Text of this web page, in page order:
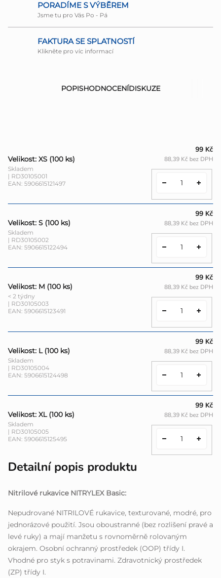
PORADÍME S VÝBĚREM
Jsme tu pro Vás Po - Pá
FAKTURA SE SPLATNOSTÍ
Klikněte pro víc informací
POPISHODNOCENÍDISKUZE
Velikost: XS (100 ks)
Skladem
| RD30105001
EAN: 5906615121497
99 Kč
88,39 Kč bez DPH
Velikost: S (100 ks)
Skladem
| RD30105002
EAN: 5906615122494
99 Kč
88,39 Kč bez DPH
Velikost: M (100 ks)
< 2 týdny
| RD30105003
EAN: 5906615123491
99 Kč
88,39 Kč bez DPH
Velikost: L (100 ks)
Skladem
| RD30105004
EAN: 5906615124498
99 Kč
88,39 Kč bez DPH
Velikost: XL (100 ks)
Skladem
| RD30105005
EAN: 5906615125495
99 Kč
88,39 Kč bez DPH
Detailní popis produktu
Nitrilové rukavice NITRYLEX Basic:
Nepudrované NITRILOVÉ rukavice, texturované, modré, pro
jednorázové použití. Jsou oboustranné (bez rozlišení pravé a
levé ruky) a mají manžetu s rovnoměrně rolovaným
okrajem. Osobní ochranný prostředek (OOP) třídy I.
Vhodné pro styk s potravinami. Zdravotnický prostředek
(ZP) třídy I.